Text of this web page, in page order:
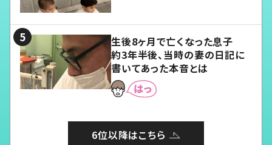
生後8ヶ月で亡くなった息子
約3年半後、当時の妻の日記に
書いてあった本音とは
6位以降はこちら